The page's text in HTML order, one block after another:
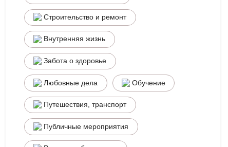
Строительство и ремонт
Внутренняя жизнь
Забота о здоровье
Любовные дела Обучение
Путешествия, транспорт
Публичные мероприятия